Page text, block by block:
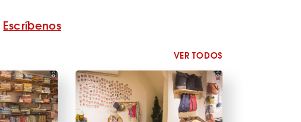
Escríbenos
VER TODOS